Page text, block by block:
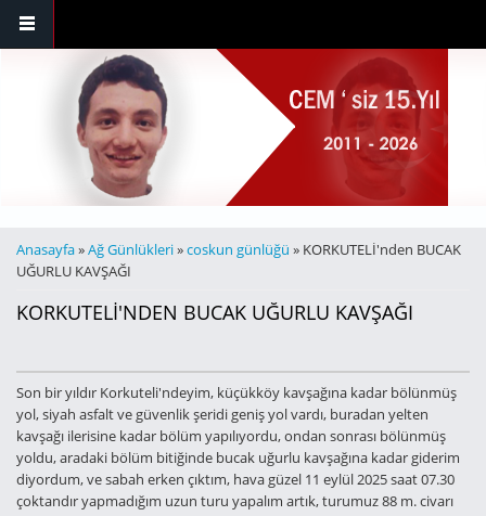
BURADASINIZ
Anasayfa»Ağ Günlükleri»coskun günlüğü » KORKUTELİ'nden BUCAK
UĞURLU KAVŞAĞI
KORKUTELİ'NDEN BUCAK UĞURLU KAVŞAĞI
Son bir yıldır Korkuteli'ndeyim, küçükköy kavşağına kadar bölünmüş
yol, siyah asfalt ve güvenlik şeridi geniş yol vardı, buradan yelten
kavşağı ilerisine kadar bölüm yapılıyordu, ondan sonrası bölünmüş
yoldu, aradaki bölüm bitiğinde bucak uğurlu kavşağına kadar giderim
diyordum, ve sabah erken çıktım, hava güzel 11 eylül 2025 saat 07.30
çoktandır yapmadığım uzun turu yapalım artık, turumuz 88 m. civarı